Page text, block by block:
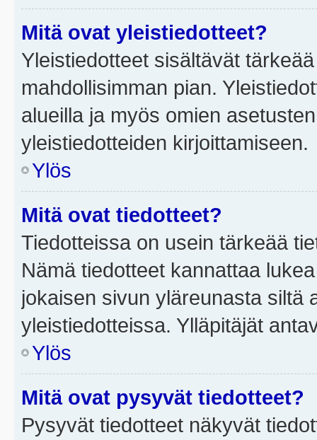
Mitä ovat yleistiedotteet?
Yleistiedotteet sisältävät
mahdollisimman pian.
alueilla ja myös omien
yleistiedotteiden kirjoittamiseen.
Ylös
Mitä ovat tiedotteet?
Tiedotteissa on usein tärkeää
Nämä tiedotteet kannattaa
jokaisen sivun yläreunasta siltä
yleistiedotteissa. Ylläpitäjät
Ylös
Mitä ovat pysyvät tiedotteet?
Pysyvät tiedotteet näkyvät